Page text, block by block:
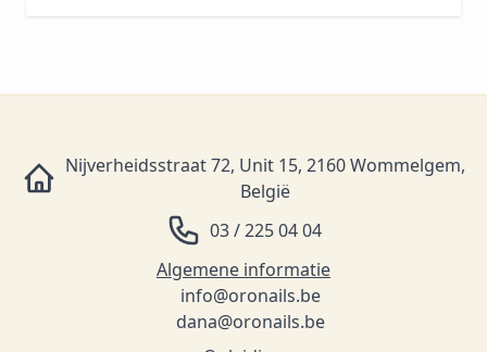
Nijverheidsstraat 72, Unit 15, 2160 Wommelgem,
België
03 / 225 04 04
Algemene informatie
info@oronails.be
dana@oronails.be